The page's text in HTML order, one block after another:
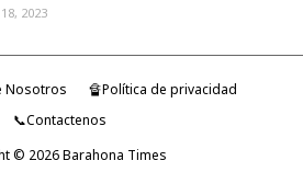
2023
Nosotros
🔏Política de privacidad
📞Contactenos
© 2026Barahona Times